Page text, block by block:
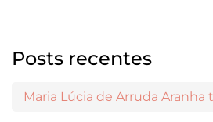
Posts recentes